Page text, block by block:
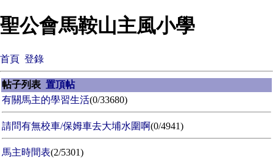
聖公會馬鞍山主風小學
首頁 登錄
帖子列表 置頂帖
有關馬主的學習生活(0/33680)
請問有無校車/保姆車去大埔水圍啊(0/4941)
馬主時間表(2/5301)